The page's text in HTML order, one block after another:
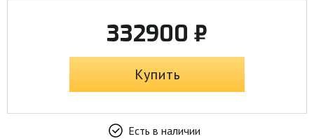
332900 ₽
Купить
Есть в наличии